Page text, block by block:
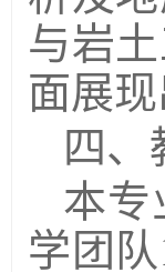
与岩
面展现
四、
本专
学团队